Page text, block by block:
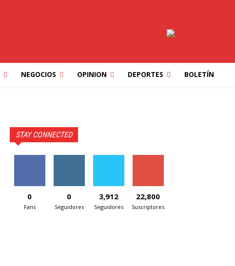
NEGOCIOS OPINION DEPORTES BOLETÍN
STAY CONNECTED
0
Fans
0
Seguidores
3,912
Seguidores
22,800
Suscriptores